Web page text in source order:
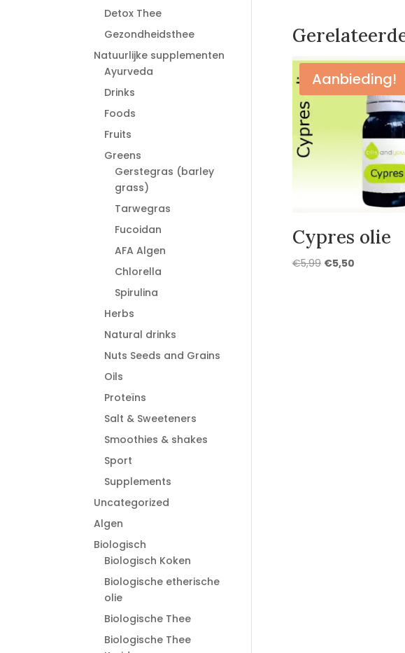
Aanbieding!
Cypres olie
€5,99 Oorspronkelijke
€5,50Huidige
Detox Thee
Gezondheidsthee
Natuurlijke supplementen
Ayurveda
Drinks
Foods
Fruits
Greens
Gerstegras (barley
grass)
Tarwegras
Fucoidan
AFA Algen
Chlorella
Spirulina
Herbs
Natural drinks
Nuts Seeds and Grains
Oils
Proteïns
Salt & Sweeteners
Smoothies & shakes
Sport
Supplements
Uncategorized
Algen
Biologisch
Biologisch Koken
Biologische etherische
olie
Biologische Thee
Biologische Thee